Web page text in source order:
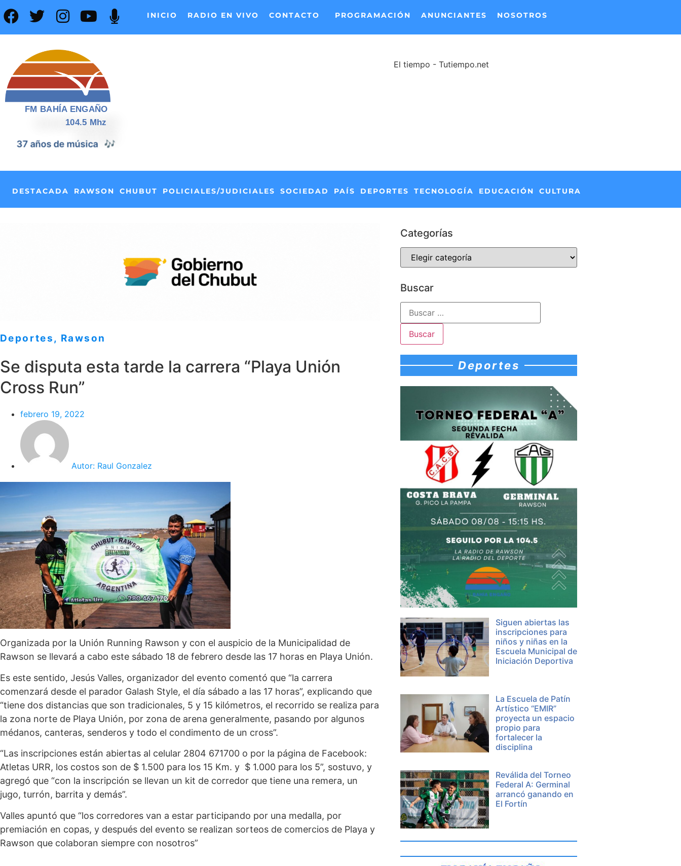
INICIO RADIO EN VIVO CONTACTO PROGRAMACIÓN ANUNCIANTES NOSOTROS
FM BAHÍA ENGAÑO
104.5 Mhz
37 años de noticias 📰
El tiempo - Tutiempo.net
DESTACADA RAWSON CHUBUT POLICIALES/JUDICIALES SOCIEDAD PAÍS DEPORTES TECNOLOGÍA EDUCACIÓN CULTURA
Deportes, Rawson
Se disputa esta tarde la carrera “Playa Unión
Cross Run”
febrero 19, 2022
Autor: Raul Gonzalez
Organizada por la Unión Running Rawson y con el auspicio de la Municipalidad de
Rawson se llevará a cabo este sábado 18 de febrero desde las 17 horas en Playa Unión.
Es este sentido, Jesús Valles, organizador del evento comentó que “la carrera
comenzará desde el parador Galash Style, el día sábado a las 17 horas”, explicando que
“tiene dos distancias que son tradicionales, 5 y 15 kilómetros, el recorrido se realiza para
la zona norte de Playa Unión, por zona de arena generalmente, pasando por algunos
médanos, canteras, senderos y todo el condimento de un cross”.
“Las inscripciones están abiertas al celular 2804 671700 o por la página de Facebook:
Atletas URR, los costos son de $ 1.500 para los 15 Km. y $ 1.000 para los 5”, sostuvo, y
agregó que “con la inscripción se llevan un kit de corredor que tiene una remera, un
jugo, turrón, barrita y demás”.
Valles apuntó que “los corredores van a estar participando por una medalla, por
premiación en copas, y después del evento se realizan sorteos de comercios de Playa y
Rawson que colaboran siempre con nosotros”
Categorías
Buscar
Deportes
Siguen abiertas las
inscripciones para
niños y niñas en la
Escuela Municipal de
Iniciación Deportiva
La Escuela de Patín
Artístico “EMIR”
proyecta un espacio
propio para
fortalecer la
disciplina
Reválida del Torneo
Federal A: Germinal
arrancó ganando en
El Fortín